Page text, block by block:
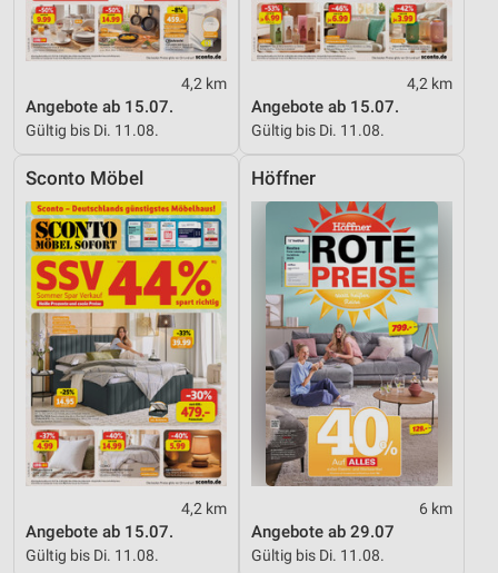
4,2 km
Angebote ab 15.07.
Gültig bis Di. 11.08.
4,2 km
Angebote ab 15.07.
Gültig bis Di. 11.08.
Sconto Möbel
4,2 km
Angebote ab 15.07.
Gültig bis Di. 11.08.
Höffner
6 km
Angebote ab 29.07
Gültig bis Di. 11.08.